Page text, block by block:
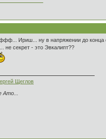
Ириш... ну в напряжении до конца
не секрет - это Эвкалипт??
Щеглов
Amo...